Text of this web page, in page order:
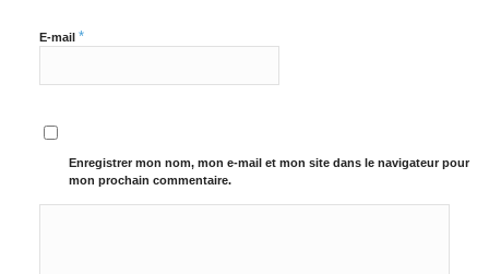
E-mail *
Enregistrer mon nom, mon e-mail et mon site dans le navigateur pour
mon prochain commentaire.